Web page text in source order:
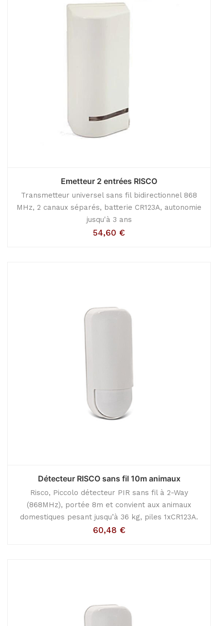
Emetteur 2 entrées RISCO
Transmetteur universel sans fil bidirectionnel 868
MHz, 2 canaux séparés, batterie CR123A, autonomie
jusqu'à 3 ans
54,60 €
Détecteur RISCO sans fil 10m animaux
Risco, Piccolo détecteur PIR sans fil à 2-Way
(868MHz), portée 8m et convient aux animaux
domestiques pesant jusqu’à 36 kg, piles 1xCR123A.
60,48 €